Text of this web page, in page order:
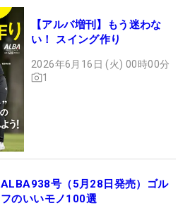
【アルバ増刊】もう迷わな
い！ スイング作り
2026年6月16日 (火) 00時00分
1
ALBA938号（5月28日発売）ゴル
フのいいモノ100選